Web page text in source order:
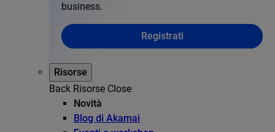
business.
Registrati
Risorse
Back Risorse Close
Novità
Blog di Akamai